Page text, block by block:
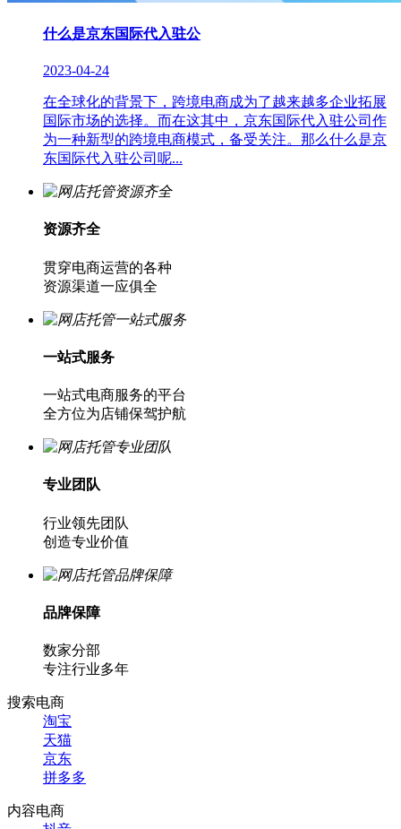
什么是京东国际代入驻公
2023-04-24
在全球化的背景下，跨境电商成为了越来越多企业拓展
国际市场的选择。而在这其中，京东国际代入驻公司作
为一种新型的跨境电商模式，备受关注。那么什么是京
东国际代入驻公司呢...
资源齐全
贯穿电商运营的各种
资源渠道一应俱全
一站式服务
一站式电商服务的平台
全方位为店铺保驾护航
专业团队
行业领先团队
创造专业价值
品牌保障
数家分部
专注行业多年
搜索电商
淘宝
天猫
京东
拼多多
内容电商